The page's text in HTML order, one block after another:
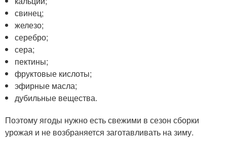
свинец;
железо;
серебро;
сера;
пектины;
фруктовые кислоты;
эфирные масла;
дубильные вещества.
Поэтому ягоды нужно есть свежими в сезон сборки
урожая и не возбраняется заготавливать на зиму.